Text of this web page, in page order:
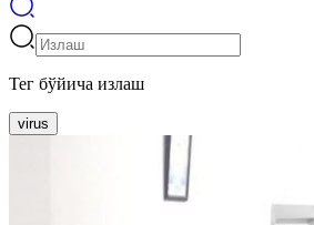
Тег бўйича излаш
virus